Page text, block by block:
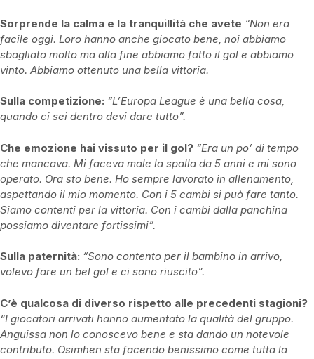
Sorprende la calma e la tranquillità che avete “Non era
facile oggi. Loro hanno anche giocato bene, noi abbiamo
sbagliato molto ma alla fine abbiamo fatto il gol e abbiamo
vinto. Abbiamo ottenuto una bella vittoria.
Sulla competizione: “L’Europa League è una bella cosa,
quando ci sei dentro devi dare tutto”.
Che emozione hai vissuto per il gol? “Era un po’ di tempo
che mancava. Mi faceva male la spalla da 5 anni e mi sono
operato. Ora sto bene. Ho sempre lavorato in allenamento,
aspettando il mio momento. Con i 5 cambi si può fare tanto.
Siamo contenti per la vittoria. Con i cambi dalla panchina
possiamo diventare fortissimi”.
Sulla paternità: “Sono contento per il bambino in arrivo,
volevo fare un bel gol e ci sono riuscito”.
C’è qualcosa di diverso rispetto alle precedenti stagioni?
“I giocatori arrivati hanno aumentato la qualità del gruppo.
Anguissa non lo conoscevo bene e sta dando un notevole
contributo. Osimhen sta facendo benissimo come tutta la